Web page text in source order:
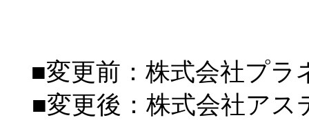
■変更前：株式会社プ
■変更後：株式会社ア